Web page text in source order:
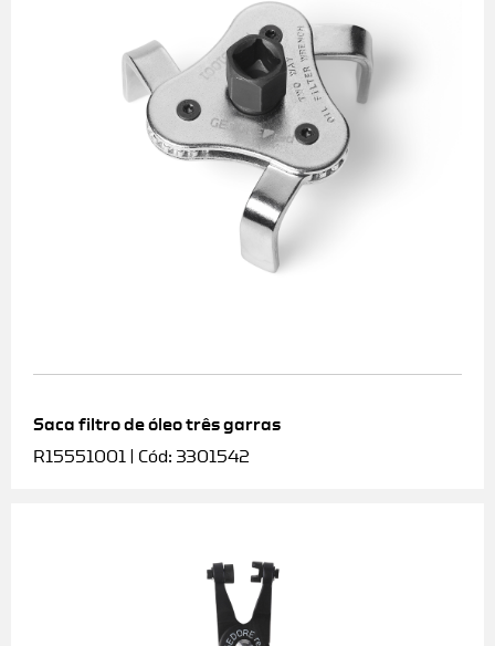
Saca filtro de óleo três garras
R15551001 | Cód: 3301542